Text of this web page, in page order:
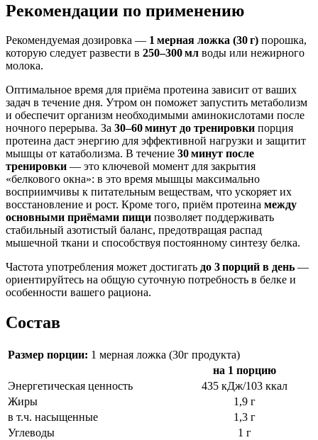
Рекомендации по применению
Рекомендуемая дозировка — 1 мерная ложка (30 г) порошка,
которую следует развести в 250–300 мл воды или нежирного
молока.
Оптимальное время для приёма протеина зависит от ваших
задач в течение дня. Утром он поможет запустить метаболизм
и обеспечит организм необходимыми аминокислотами после
ночного перерыва. За 30–60 минут до тренировки порция
протеина даст энергию для эффективной нагрузки и защитит
мышцы от катаболизма. В течение 30 минут после
тренировки — это ключевой момент для закрытия
«белкового окна»: в это время мышцы максимально
восприимчивы к питательным веществам, что ускоряет их
восстановление и рост. Кроме того, приём протеина между
основными приёмами пищи позволяет поддерживать
стабильный азотистый баланс, предотвращая распад
мышечной ткани и способствуя постоянному синтезу белка.
Частота употребления может достигать до 3 порций в день —
ориентируйтесь на общую суточную потребность в белке и
особенности вашего рациона.
Состав
Размер порции: 1 мерная ложка (30г продукта)
на 1 порцию
Энергетическая ценность
435 кДж/103 ккал
Жиры
1,9 г
в т.ч. насыщенные
1,3 г
Углеводы
1 г